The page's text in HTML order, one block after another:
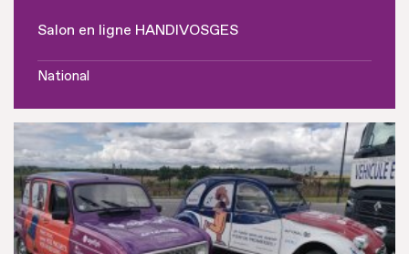
Salon en ligne HANDIVOSGES
National